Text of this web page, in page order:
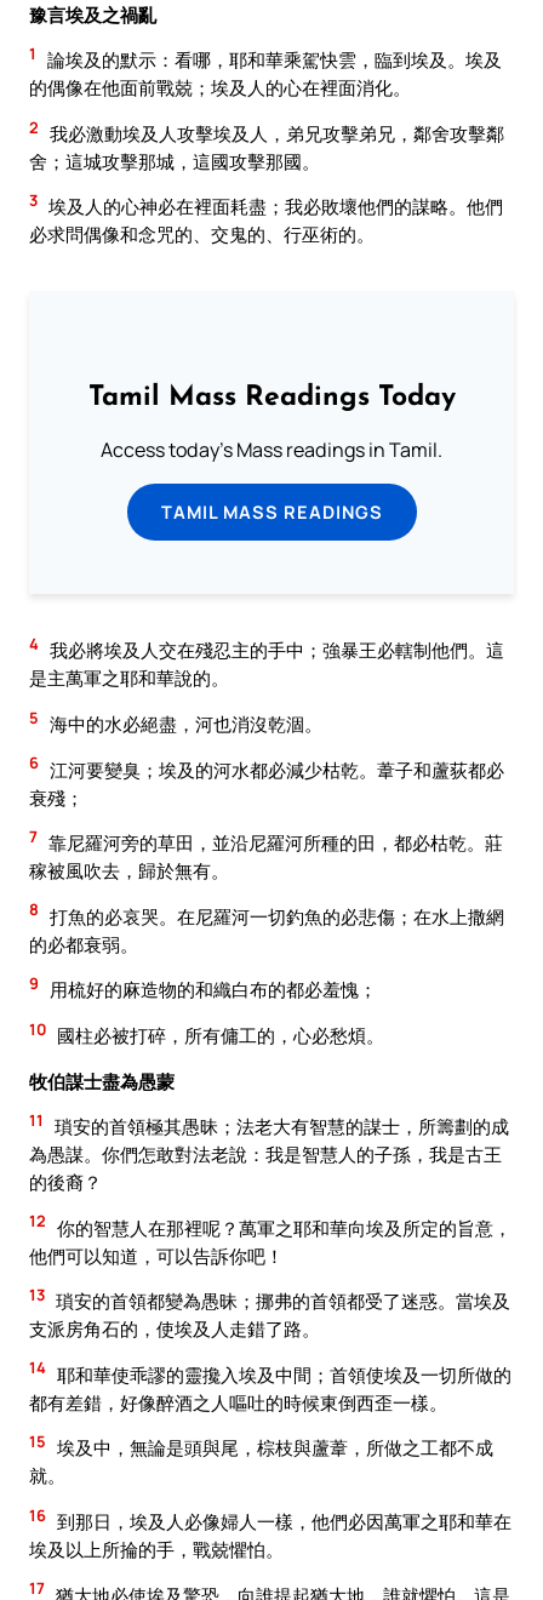
豫言埃及之禍亂
1
論埃及的默示：看哪，耶和華乘駕快雲，臨到埃及。埃及
的偶像在他面前戰兢；埃及人的心在裡面消化。
2 我必激動埃及人攻擊埃及人，弟兄攻擊弟兄，鄰舍攻擊鄰
舍；這城攻擊那城，這國攻擊那國。
3 埃及人的心神必在裡面耗盡；我必敗壞他們的謀略。他們
必求問偶像和念咒的、交鬼的、行巫術的。
Tamil Mass Readings Today
Access today's Mass readings in Tamil.
TAMIL MASS READINGS
4 我必將埃及人交在殘忍主的手中；強暴王必轄制他們。這
是主萬軍之耶和華說的。
5 海中的水必絕盡，河也消沒乾涸。
6 江河要變臭；埃及的河水都必減少枯乾。葦子和蘆荻都必
衰殘；
7 靠尼羅河旁的草田，並沿尼羅河所種的田，都必枯乾。莊
稼被風吹去，歸於無有。
8 打魚的必哀哭。在尼羅河一切釣魚的必悲傷；在水上撒網
的必都衰弱。
9 用梳好的麻造物的和織白布的都必羞愧；
10 國柱必被打碎，所有傭工的，心必愁煩。
牧伯謀士盡為愚蒙
11
瑣安的首領極其愚昧；法老大有智慧的謀士，所籌劃的成
為愚謀。你們怎敢對法老說：我是智慧人的子孫，我是古王
的後裔？
12 你的智慧人在那裡呢？萬軍之耶和華向埃及所定的旨意，
他們可以知道，可以告訴你吧！
13 瑣安的首領都變為愚昧；挪弗的首領都受了迷惑。當埃及
支派房角石的，使埃及人走錯了路。
14 耶和華使乖謬的靈攙入埃及中間；首領使埃及一切所做的
都有差錯，好像醉酒之人嘔吐的時候東倒西歪一樣。
15 埃及中，無論是頭與尾，棕枝與蘆葦，所做之工都不成
就。
16 到那日，埃及人必像婦人一樣，他們必因萬軍之耶和華在
埃及以上所掄的手，戰兢懼怕。
17 猶大地必使埃及驚恐，向誰提起猶大地，誰就懼怕。這是